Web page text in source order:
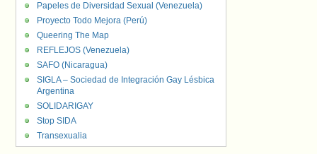
Papeles de Diversidad Sexual (Venezuela)
Proyecto Todo Mejora (Perú)
Queering The Map
REFLEJOS (Venezuela)
SAFO (Nicaragua)
SIGLA – Sociedad de Integración Gay Lésbica
Argentina
SOLIDARIGAY
Stop SIDA
Transexualia